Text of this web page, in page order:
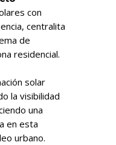
con
centralita
de
residencial.
solar
la visibilidad
una
en esta
urbano.